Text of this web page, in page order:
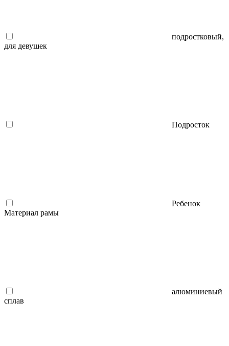
подростковый,
для девушек
Подросток
Ребенок
Материал рамы
алюминиевый
сплав